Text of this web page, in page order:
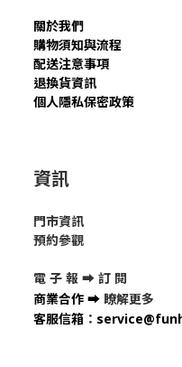
關於我們
購物須知與流程
配送注意事項
退換貨資訊
個人隱私保密政策
資訊
門市資訊
預約參觀
電 子 報 ➡ 訂 閱
商業合作 ➡ 瞭解更多
客服信箱 ：